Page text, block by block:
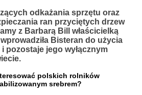
odkażania sprzętu oraz
ran przyciętych drzew
z Barbarą Bill właścicielką
Bisteran do użycia
pozostaje jego wyłącznym
polskich rolników
srebrem?